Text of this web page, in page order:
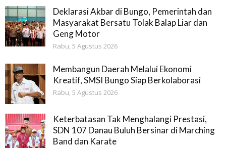
Deklarasi Akbar di Bungo, Pemerintah dan
Masyarakat Bersatu Tolak Balap Liar dan
Geng Motor
Rabu, 5 Agustus 2026
Membangun Daerah Melalui Ekonomi
Kreatif, SMSI Bungo Siap Berkolaborasi
Rabu, 5 Agustus 2026
Keterbatasan Tak Menghalangi Prestasi,
SDN 107 Danau Buluh Bersinar di Marching
Band dan Karate